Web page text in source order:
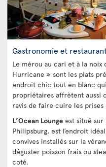
Gastronomie et
Le mérou au cari et à la
Hurricane » sont les plats
endroit chic tout en blanc
propriétaires affrètent aussi
ravis de faire cuire les prises
L’Ocean Lounge est situé
Philipsburg, est l’endroit
convives installés sur la
déguster poisson frais ou
coté.